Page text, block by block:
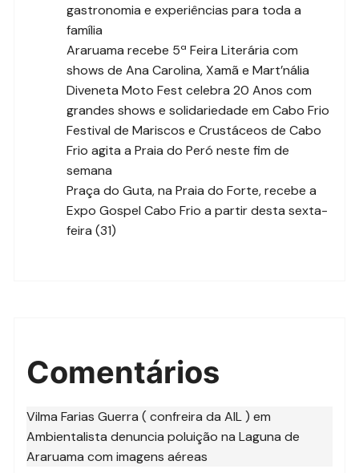
gastronomia e experiências para toda a
família
Araruama recebe 5ª Feira Literária com
shows de Ana Carolina, Xamã e Mart’nália
Diveneta Moto Fest celebra 20 Anos com
grandes shows e solidariedade em Cabo Frio
Festival de Mariscos e Crustáceos de Cabo
Frio agita a Praia do Peró neste fim de
semana
Praça do Guta, na Praia do Forte, recebe a
Expo Gospel Cabo Frio a partir desta sexta-
feira (31)
Comentários
Vilma Farias Guerra ( confreira da AIL ) em
Ambientalista denuncia poluição na Laguna de
Araruama com imagens aéreas